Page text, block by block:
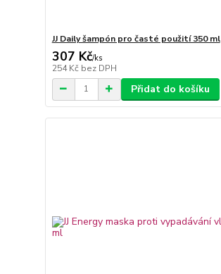
JJ Daily šampón pro časté použití 350 ml
307 Kč/ks
254 Kč bez DPH
Přidat do košíku